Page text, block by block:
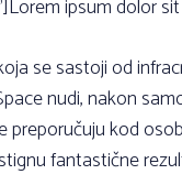
ipsum dolor
se sastoji od
nudi, nakon
preporučuju kod
fantastične